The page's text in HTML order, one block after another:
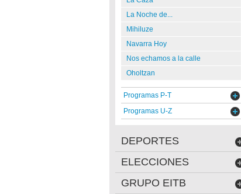
La Noche de...
Mihiluze
Navarra Hoy
Nos echamos a la calle
Oholtzan
Programas P-T
Programas U-Z
DEPORTES
ELECCIONES
GRUPO EITB